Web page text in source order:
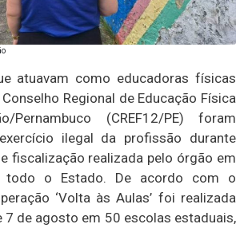
atuavam como educadoras físicas
Regional de Educação Física
Pernambuco (CREF12/PE) foram
ilegal da profissão durante
fiscalização realizada pelo órgão em
todo o Estado. De acordo com o
‘Volta às Aulas’ foi realizada
7 de agosto em 50 escolas estaduais,